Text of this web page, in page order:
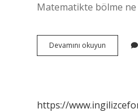
Matematikte bölme
Devamını okuyun Bölmenin
Mantığı
https://